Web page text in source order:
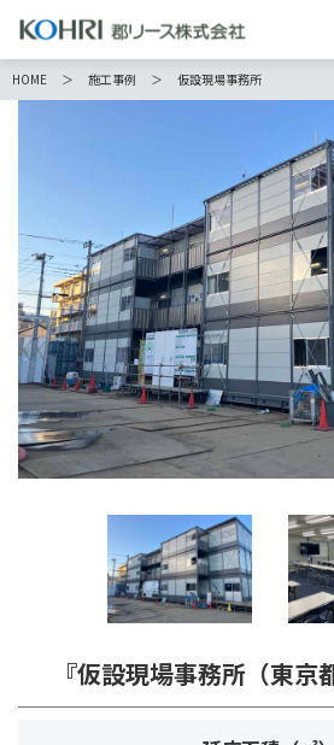
HOME 施工事例 仮設現場事務所
『仮設現場事務所（東京